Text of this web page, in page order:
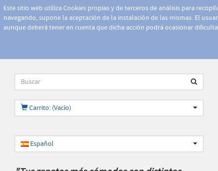
Este sitio web utiliza Cookies propias y de terceros de análisis para
navegando, supone la aceptación de la instalación de las mismas. El
aunque deberá tener en cuenta que dicha acción podrá ocasionar
Carrito: (Vacío)
Español